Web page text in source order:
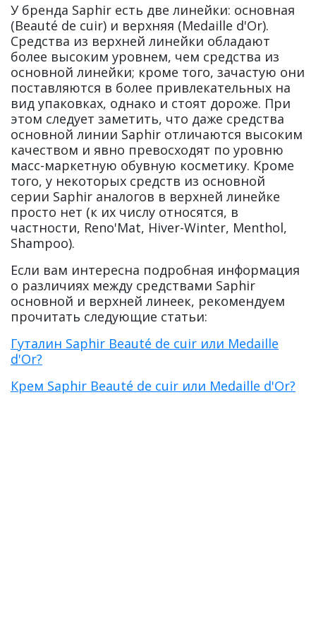
У бренда Saphir есть две линейки: основная
(Beauté de cuir) и верхняя (Medaille d'Or).
Средства из верхней линейки обладают
более высоким уровнем, чем средства из
основной линейки; кроме того, зачастую они
поставляются в более привлекательных на
вид упаковках, однако и стоят дороже. При
этом следует заметить, что даже средства
основной линии Saphir отличаются высоким
качеством и явно превосходят по уровню
масс-маркетную обувную косметику. Кроме
того, у некоторых средств из основной
серии Saphir аналогов в верхней линейке
просто нет (к их числу относятся, в
частности, Reno'Mat, Hiver-Winter, Menthol,
Shampoo).
Если вам интересна подробная информация
о различиях между средствами Saphir
основной и верхней линеек, рекомендуем
прочитать следующие статьи:
Гуталин Saphir Beauté de cuir или Medaille
d'Or?
Крем Saphir Beauté de cuir или Medaille d'Or?